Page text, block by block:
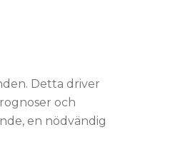
Detta driver
och
en nödvändig